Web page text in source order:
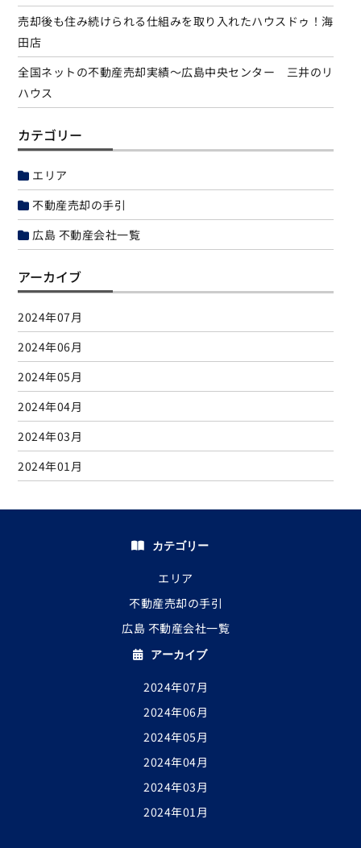
売却後も住み続けられる仕組みを取り入れたハウスドゥ！海
田店
全国ネットの不動産売却実績～広島中央センター 三井のリ
ハウス
カテゴリー
エリア
不動産売却の手引
広島 不動産会社一覧
アーカイブ
2024年07月
2024年06月
2024年05月
2024年04月
2024年03月
2024年01月
カテゴリー
エリア
不動産売却の手引
広島 不動産会社一覧
アーカイブ
2024年07月
2024年06月
2024年05月
2024年04月
2024年03月
2024年01月